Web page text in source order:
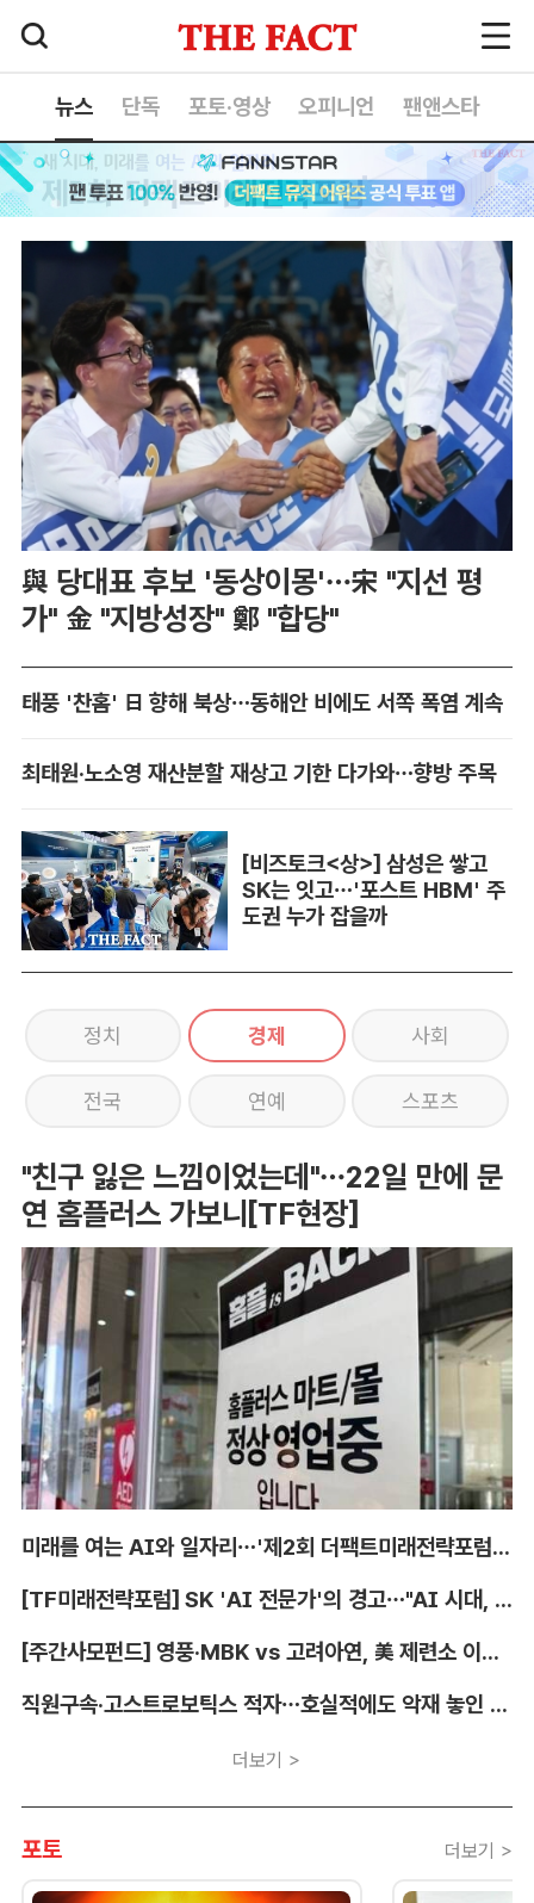
뉴스 단독 포토·영상 오피니언 팬앤스타
與 당대표 후보 '동상이몽'…宋 "지선 평
가" 金 "지방성장" 鄭 "합당"
태풍 '찬홈' 日 향해 북상…동해안 비에도 서쪽 폭염 계속
최태원·노소영 재산분할 재상고 기한 다가와…향방 주목
[비즈토크<상>] 삼성은 쌓고
SK는 잇고…'포스트 HBM' 주
도권 누가 잡을까
정치 경제 사회
전국 연예 스포츠
"친구 잃은 느낌이었는데"…22일 만에 문
연 홈플러스 가보니[TF현장]
미래를 여는 AI와 일자리…'제2회 더팩트미래전략포럼' 참가 신청
[TF미래전략포럼] SK 'AI 전문가'의 경고…"AI 시대, 인재 격차 더 커진다"
[주간사모펀드] 영풍·MBK vs 고려아연, 美 제련소 이름 두고 고발전
직원구속·고스트로보틱스 적자…호실적에도 악재 놓인 LIG D&A
더보기 >
포토 더보기 >